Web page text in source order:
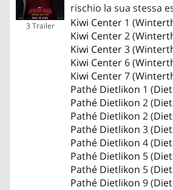
3 Trailer
rischio la sua stessa
Kiwi Center 1 (
Kiwi Center2 (
Kiwi Center3 (
Kiwi Center 6 (
Kiwi Center7 (
Pathé Dietlikon 1 (
Pathé Dietlikon 2 (
Pathé Dietlikon 2 (
Pathé Dietlikon 3 (
Pathé Dietlikon 4 (
Pathé Dietlikon 5 (
Pathé Dietlikon 5 (
Pathé Dietlikon 9 (